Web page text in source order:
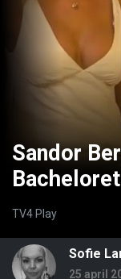
Sandor
TV4 Play
Sofie
25 april